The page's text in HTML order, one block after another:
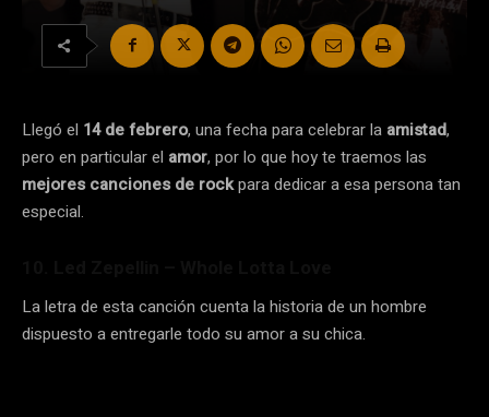
Llegó el 14 de febrero, una fecha para celebrar la amistad,
pero en particular el amor, por lo que hoy te traemos las
mejores canciones de rockpara dedicar a esa persona tan
especial.
La letra de esta canción cuenta la historia de un hombre
dispuesto a entregarle todo su amor a su chica.